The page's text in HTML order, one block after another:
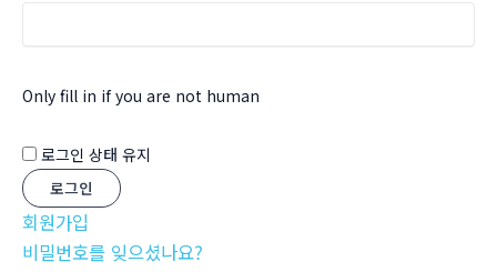
Only fill in if you are not human
로그인 상태 유지
회원가입
비밀번호를 잊으셨나요?